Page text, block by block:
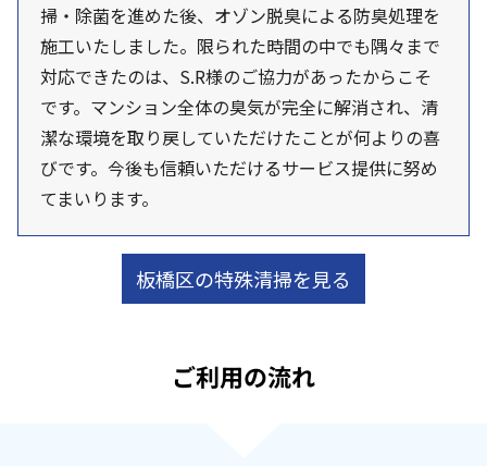
掃・除菌を進めた後、オゾン脱臭による防臭処理を
施工いたしました。限られた時間の中でも隅々まで
対応できたのは、S.R様のご協力があったからこそ
です。マンション全体の臭気が完全に解消され、清
潔な環境を取り戻していただけたことが何よりの喜
びです。今後も信頼いただけるサービス提供に努め
てまいります。
板橋区の特殊清掃を見る
ご利用の流れ